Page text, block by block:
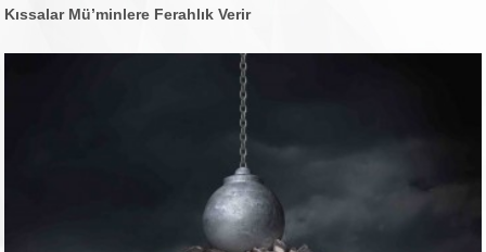
Kıssalar Mü’minlere Ferahlık Verir